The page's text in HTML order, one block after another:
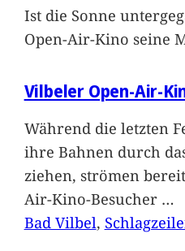
Ist die Sonne
Open-Air-Kino seine
Vilbeler Open-Air-
Während die letzten
ihre Bahnen durch
ziehen, strömen
Air-Kino-Besucher …
Bad Vilbel,